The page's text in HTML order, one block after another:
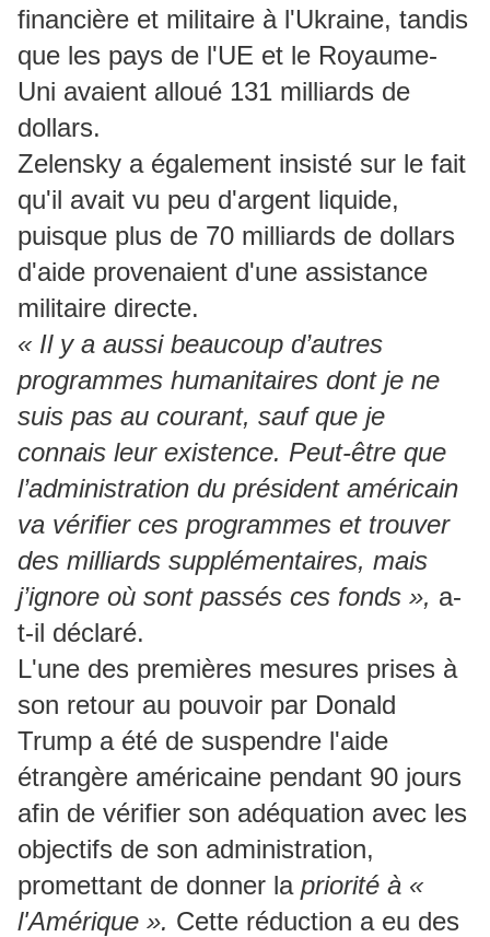
financière et militaire à l'Ukraine, tandis
que les pays de l'UE et le Royaume-
Uni avaient alloué 131 milliards de
dollars.
Zelensky a également insisté sur le fait
qu'il avait vu peu d'argent liquide,
puisque plus de 70 milliards de dollars
d'aide provenaient d'une assistance
militaire directe.
« Il y a aussi beaucoup d’autres
programmes humanitaires dont je ne
suis pas au courant, sauf que je
connais leur existence. Peut-être que
l’administration du président américain
va vérifier ces programmes et trouver
des milliards supplémentaires, mais
j’ignore où sont passés ces fonds », a-
t-il déclaré.
L'une des premières mesures prises à
son retour au pouvoir par Donald
Trump a été de suspendre l'aide
étrangère américaine pendant 90 jours
afin de vérifier son adéquation avec les
objectifs de son administration,
promettant de donner la priorité à «
l'Amérique ». Cette réduction a eu des